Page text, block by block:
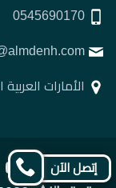
الأمارات
تابعنا
تابعنا
إتصل الآن